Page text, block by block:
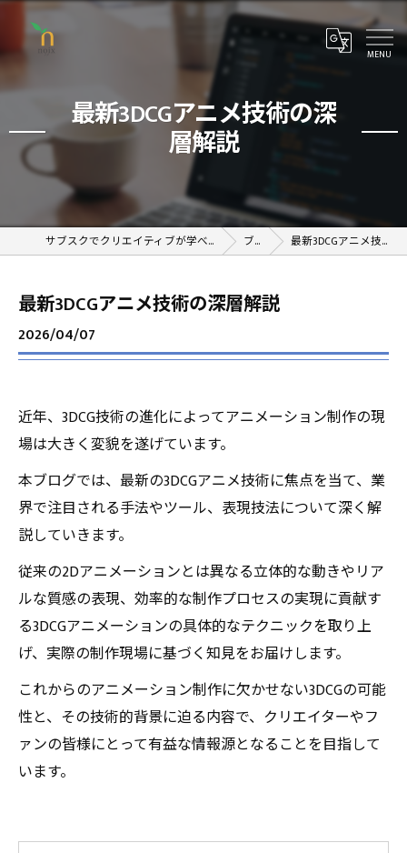
最新3DCGアニメ技術の深
層解説
サブスクでクリエイティブが学べるオンラインスクール ブログ 最新3DCGアニメ技術の深層解説
最新3DCGアニメ技術の深層解説
2026/04/07
近年、3DCG技術の進化によってアニメーション制作の現
場は大きく変貌を遂げています。
本ブログでは、最新の3DCGアニメ技術に焦点を当て、業
界で注目される手法やツール、表現技法について深く解
説していきます。
従来の2Dアニメーションとは異なる立体的な動きやリア
ルな質感の表現、効率的な制作プロセスの実現に貢献す
る3DCGアニメーションの具体的なテクニックを取り上
げ、実際の制作現場に基づく知見をお届けします。
これからのアニメーション制作に欠かせない3DCGの可能
性と、その技術的背景に迫る内容で、クリエイターやフ
ァンの皆様にとって有益な情報源となることを目指して
います。